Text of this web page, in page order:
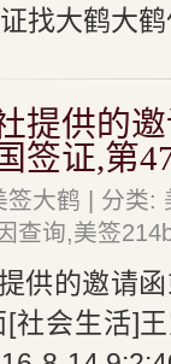
找大鹤大
提供的
签证,第
签大鹤 | 分类:
查询,美签
供的邀请
[社会生活]